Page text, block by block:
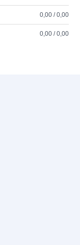
0,00 / 0,00
0,00 / 0,00